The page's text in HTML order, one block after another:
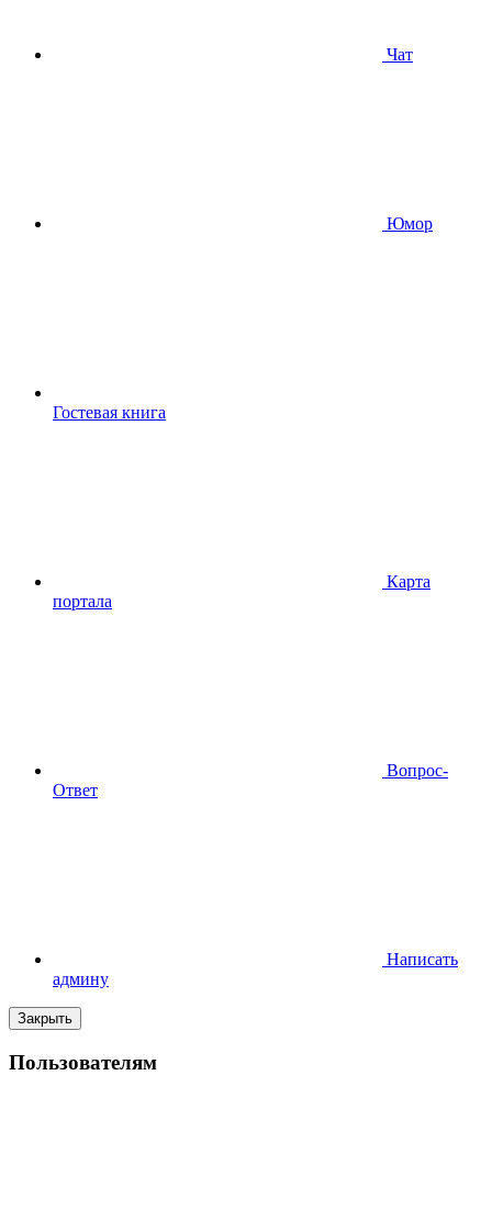
Чат
Юмор
Гостевая книга
Карта
портала
Вопрос-
Ответ
Написать
админу
Закрыть
Пользователям